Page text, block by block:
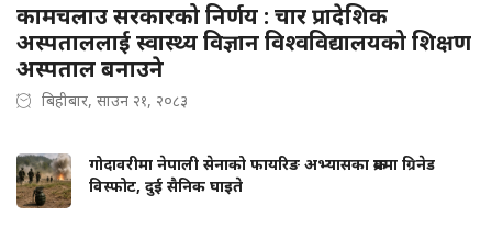
कामचलाउ सरकारको निर्णय : चार प्रादेशिक
अस्पताललाई स्वास्थ्य विज्ञान विश्वविद्यालयको शिक्षण
अस्पताल बनाउने
बिहीबार, साउन २१, २०८३
गोदावरीमा नेपाली सेनाको फायरिङ अभ्यासका क्रममा ग्रिनेड
विस्फोट, दुई सैनिक घाइते